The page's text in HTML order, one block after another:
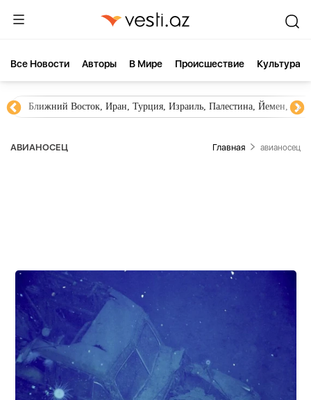
Все Новости Aвторы В Мире Происшествие Культура
Новости Азербайджана Южный Кавказ, Грузия,
АВИАНОСЕЦ Главная авианосец